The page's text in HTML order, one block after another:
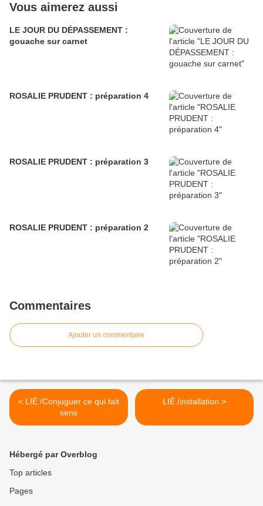
Vous aimerez aussi
LE JOUR DU DÉPASSEMENT :
gouache sur carnet
ROSALIE PRUDENT : préparation 4
ROSALIE PRUDENT : préparation 3
ROSALIE PRUDENT : préparation 2
Commentaires
Ajouter un commentaire
< LIÉ /Conjuguer ce qui fait
sens
LIÉ /installation >
Hébergé par Overblog
Top articles
Pages